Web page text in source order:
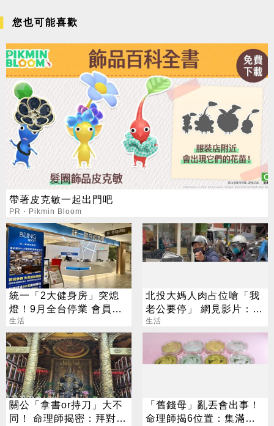
您也可能喜歡
帶著皮克敏一起出門吧
PR・Pikmin Bloom
統一「2大健身房」突熄
燈！9月全台停業 會員退
費方案一次看
生活
北投大媽人肉占位嗆「我
老公要停」 網見影片：難
怪是夫妻
生活
關公「拿書or持刀」大不
同！ 命理師揭密：拜對大
「舊錢母」亂丟會出事！
命理師揭6位置：集滿生